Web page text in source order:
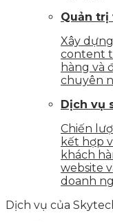
Quản trị
Xây
content
hàng và
chuyên
Dịch vụ
Chiến
kết hợp
khách
website
doanh
Dịch vụ của